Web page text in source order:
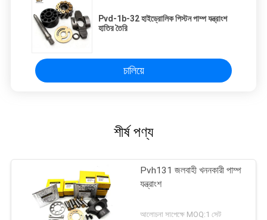
Pvd-1b-32 হাইড্রোলিক পিস্টন পাম্প যন্ত্রাংশ
হাতির তৈরি
চালিয়ে
শীর্ষ পণ্য
Pvh131 জলবাহী খননকারী পাম্প
যন্ত্রাংশ
আলোচনা সাপেক্ষে MOQ:1 সেট